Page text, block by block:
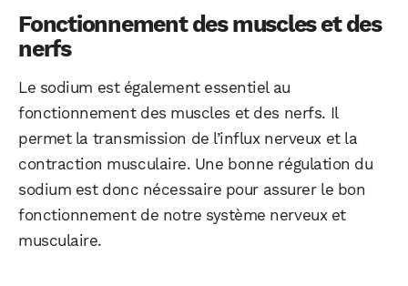
Fonctionnement des muscles et des
nerfs
Le sodium est également essentiel au
fonctionnement des muscles et des nerfs. Il
permet la transmission de l’influx nerveux et la
contraction musculaire. Une bonne régulation du
sodium est donc nécessaire pour assurer le bon
fonctionnement de notre système nerveux et
musculaire.